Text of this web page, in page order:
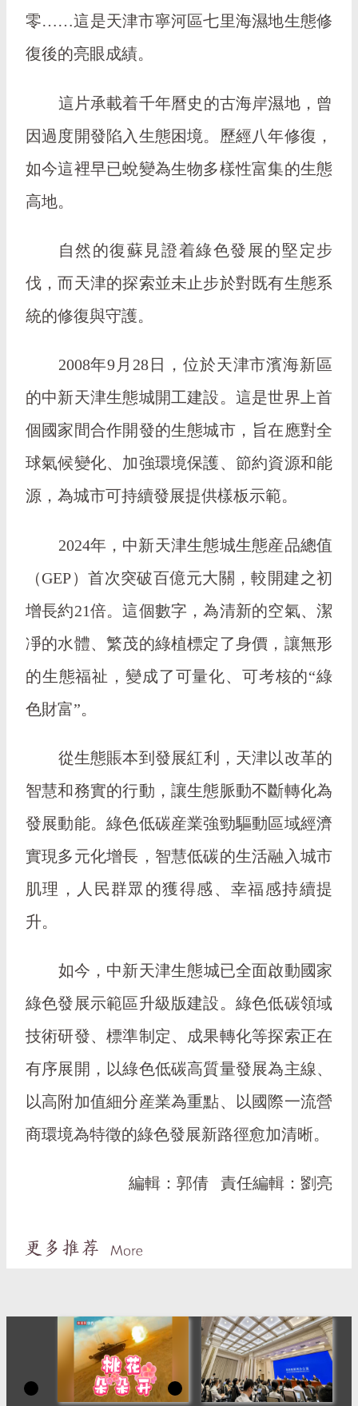
零……這是天津市寧河區七里海濕地生態修
復後的亮眼成績。
這片承載着千年曆史的古海岸濕地，曾
因過度開發陷入生態困境。歷經八年修復，
如今這裡早已蛻變為生物多樣性富集的生態
高地。
自然的復蘇見證着綠色發展的堅定步
伐，而天津的探索並未止步於對既有生態系
統的修復與守護。
2008年9月28日，位於天津市濱海新區
的中新天津生態城開工建設。這是世界上首
個國家間合作開發的生態城市，旨在應對全
球氣候變化、加強環境保護、節約資源和能
源，為城市可持續發展提供樣板示範。
2024年，中新天津生態城生態産品總值
（GEP）首次突破百億元大關，較開建之初
增長約21倍。這個數字，為清新的空氣、潔
凈的水體、繁茂的綠植標定了身價，讓無形
的生態福祉，變成了可量化、可考核的“綠
色財富”。
從生態賬本到發展紅利，天津以改革的
智慧和務實的行動，讓生態脈動不斷轉化為
發展動能。綠色低碳産業強勁驅動區域經濟
實現多元化增長，智慧低碳的生活融入城市
肌理，人民群眾的獲得感、幸福感持續提
升。
如今，中新天津生態城已全面啟動國家
綠色發展示範區升級版建設。綠色低碳領域
技術研發、標準制定、成果轉化等探索正在
有序展開，以綠色低碳高質量發展為主線、
以高附加值細分産業為重點、以國際一流營
商環境為特徵的綠色發展新路徑愈加清晰。
編輯：郭倩 責任編輯：劉亮